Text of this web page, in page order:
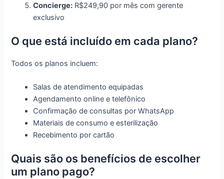
Concierge: R$249,90 por mês com gerente
exclusivo
O que está incluído em cada plano?
Todos os planos incluem:
Salas de atendimento equipadas
Agendamento online e telefônico
Confirmação de consultas por WhatsApp
Materiais de consumo e esterilização
Recebimento por cartão
Quais são os benefícios de escolher
um plano pago?